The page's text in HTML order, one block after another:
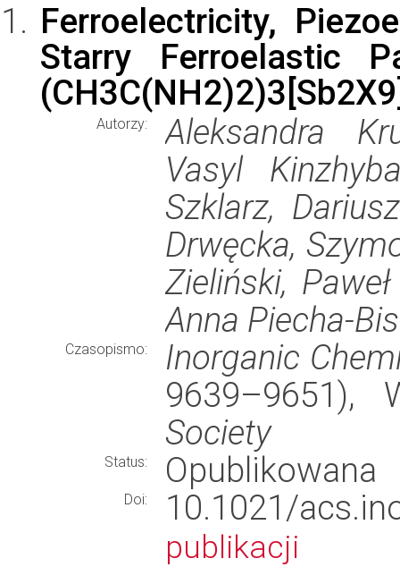
Ferroelectricity,
Starry Ferroelastic
Autorzy:
Aleksandra
Vasyl
Szklarz,
Drwęcka,
Zieliński,
Anna Piecha-
Czasopismo:
Inorganic
9639–9651),
Society
Status: Opublikowana
Doi: 10.1021/
publikacji